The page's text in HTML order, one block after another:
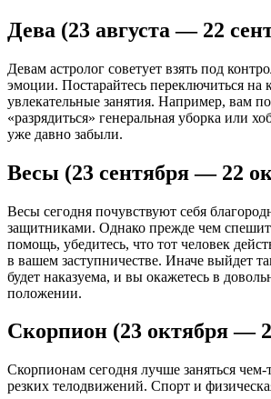
Дева (23 августа — 22
Девам астролог советует взять под
эмоции. Постарайтесь переключиться на
увлекательные занятия. Например, вам
«разрядиться» генеральная уборка или
уже давно забыли.
Весы (23 сентября — 22
Весы сегодня почувствуют себя
защитниками. Однако прежде чем
помощь, убедитесь, что тот человек
в вашем заступничестве. Иначе выйдет
будет наказуема, и вы окажетесь в
положении.
Скорпион (23 октября —
Скорпионам сегодня лучше заняться
резких телодвижений. Спорт и